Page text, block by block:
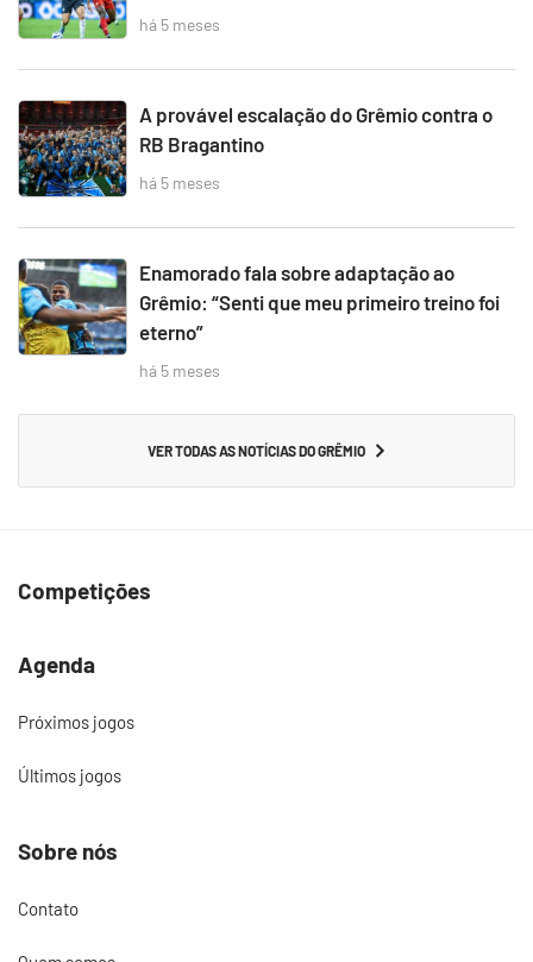
há 5 meses
A provável escalação do Grêmio contra o
RB Bragantino
há 5 meses
Enamorado fala sobre adaptação ao
Grêmio: “Senti que meu primeiro treino foi
eterno”
há 5 meses
VER TODAS AS NOTÍCIAS DO GRÊMIO
Competições
Agenda
Próximos jogos
Últimos jogos
Sobre nós
Contato